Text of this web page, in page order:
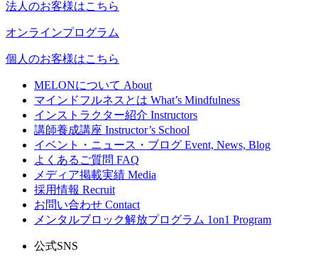
法人のお客様はこちら
オンラインプログラム
個人のお客様はこちら
MELONについて About
マインドフルネスとは What’s Mindfulness
インストラクター紹介 Instructors
講師養成講座 Instructor’s School
イベント・ニュース・ブログ Event, News, Blog
よくあるご質問 FAQ
メディア掲載実績 Media
採用情報 Recruit
お問い合わせ Contact
メンタルブロック解放プログラム 1on1 Program
公式SNS